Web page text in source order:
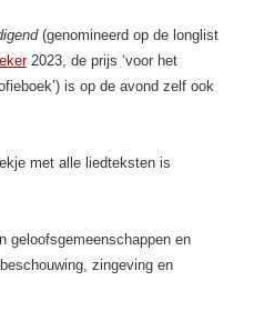
(genomineerd op de longlist
2023, de prijs ‘voor het
is op de avond zelf ook
met alle liedteksten is
geloofsgemeenschappen en
zingeving en